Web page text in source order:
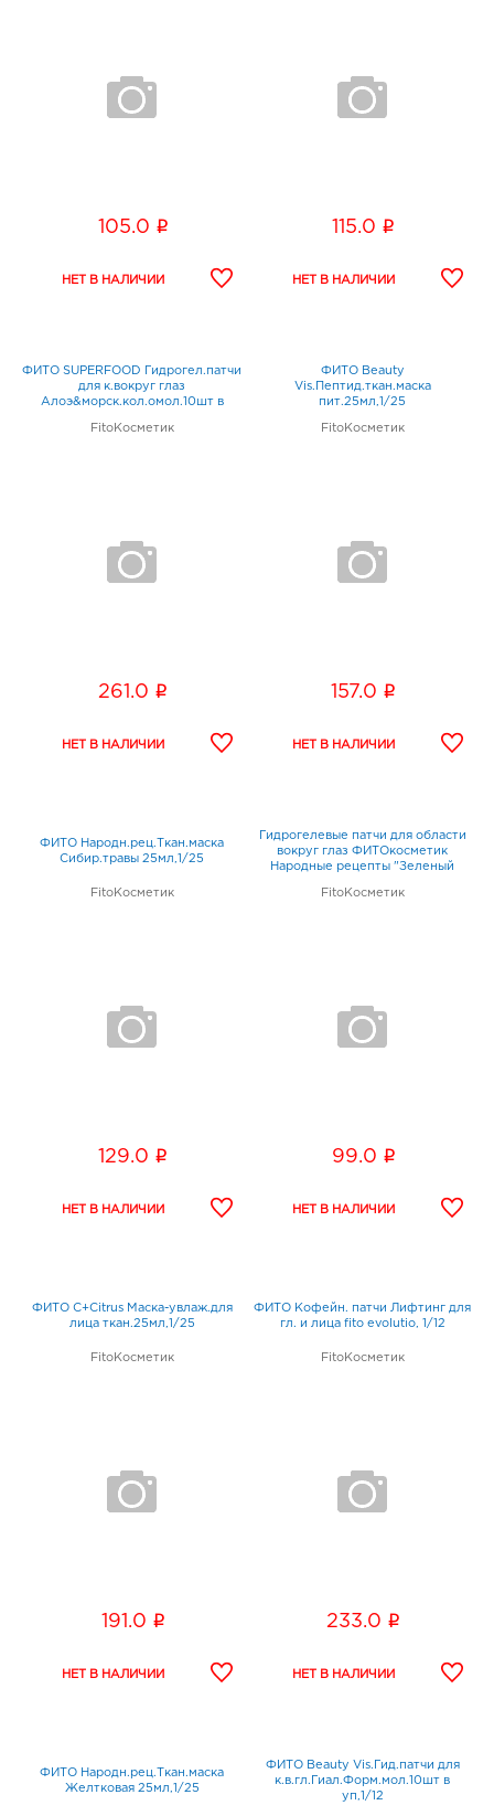
105.0 i 115.0 i
ФИТО SUPERFOOD Гидрогел.патчи
для к.вокруг глаз
Алоэ&морск.кол.омол.10шт в
FitoКосметик
261.0 i
ФИТО Beauty
Vis.Пептид.ткан.маска
пит.25мл,1/25
FitoКосметик
157.0 i
ФИТО Народн.рец.Ткан.маска
Сибир.травы 25мл,1/25
FitoКосметик
129.0 i
Гидрогелевые патчи для области
вокруг глаз ФИТОкосметик
Народные рецепты "Зеленый
FitoКосметик
99.0 i
ФИТО C+Citrus Маска-увлаж.для
лица ткан.25мл,1/25
FitoКосметик
191.0 i
ФИТО Кофейн. патчи Лифтинг для
гл. и лица fito evolutio, 1/12
FitoКосметик
233.0 i
ФИТО Народн.рец.Ткан.маска
Желтковая 25мл,1/25
ФИТО Beauty Vis.Гид.патчи для
к.в.гл.Гиал.Форм.мол.10шт в
уп,1/12